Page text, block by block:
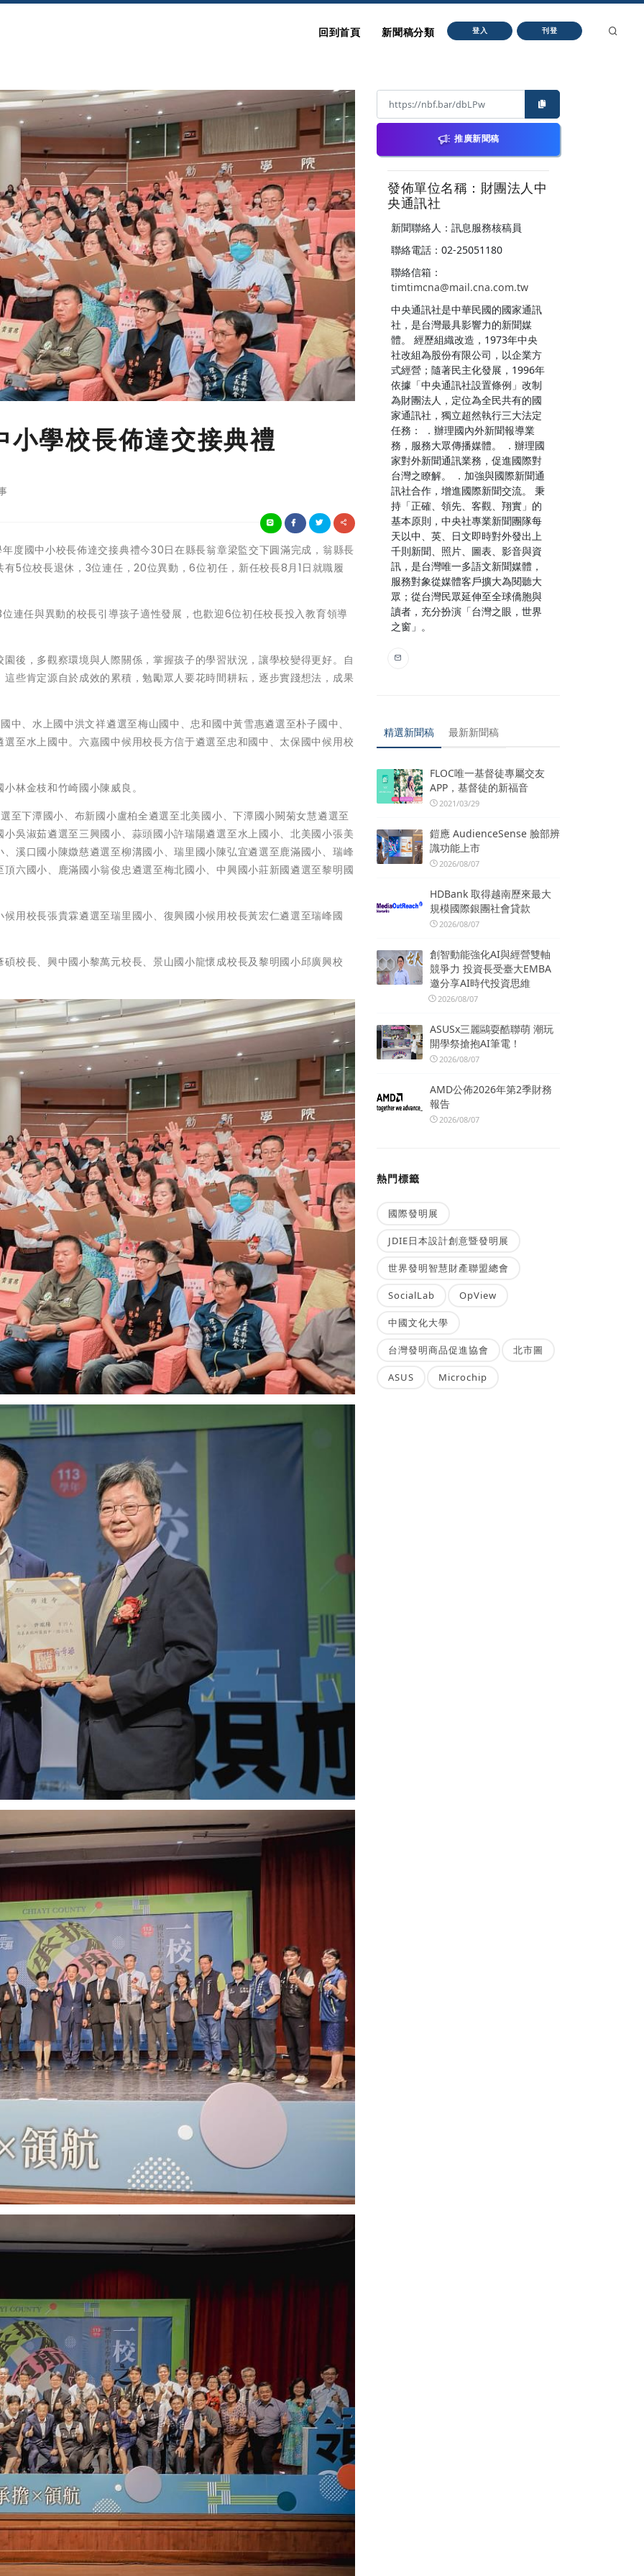
回到首頁 新聞稿分類 登入 刊登
小學校長佈達交接典禮
度國中小校長佈達交接典禮今30日在縣長翁章梁監交下圓滿完成，翁縣長
5位校長退休，3位連任，20位異動，6位初任，新任校長8月1日就職履
連任與異動的校長引導孩子適性發展，也歡迎6位初任校長投入教育領導
後，多觀察環境與人際關係，掌握孩子的學習狀況，讓學校變得更好。自
些肯定源自於成效的累積，勉勵眾人要花時間耕耘，逐步實踐想法，成果
、水上國中洪文祥遴選至梅山國中、忠和國中黃雪惠遴選至朴子國中、
至水上國中。六嘉國中候用校長方信于遴選至忠和國中、太保國中候用校
林金枝和竹崎國小陳威良。
至下潭國小、布新國小盧柏全遴選至北美國小、下潭國小闕菊女慧遴選至
吳淑茹遴選至三興國小、蒜頭國小許瑞陽遴選至水上國小、北美國小張美
溪口國小陳媺慈遴選至柳溝國小、瑞里國小陳弘宜遴選至鹿滿國小、瑞峰
六國小、鹿滿國小翁俊忠遴選至梅北國小、中興國小莊新國遴選至黎明國
用校長張貴霖遴選至瑞里國小、復興國小候用校長黃宏仁遴選至瑞峰國
校長、興中國小黎萬元校長、景山國小龍懷成校長及黎明國小邱廣興校
推廣新聞稿
發佈單位名稱：財團法人中
央通訊社
新聞聯絡人：訊息服務核稿員
聯絡電話：02-25051180
聯絡信箱：
timtimcna@mail.cna.com.tw
中央通訊社是中華民國的國家通訊
社，是台灣最具影響力的新聞媒
體。 經歷組織改造，1973年中央
社改組為股份有限公司，以企業方
式經營；隨著民主化發展，1996年
依據「中央通訊社設置條例」改制
為財團法人，定位為全民共有的國
家通訊社，獨立超然執行三大法定
任務： ．辦理國內外新聞報導業
務，服務大眾傳播媒體。 ．辦理國
家對外新聞通訊業務，促進國際對
台灣之瞭解。 ．加強與國際新聞通
訊社合作，增進國際新聞交流。 秉
持「正確、領先、客觀、翔實」的
基本原則，中央社專業新聞團隊每
天以中、英、日文即時對外發出上
千則新聞、照片、圖表、影音與資
訊，是台灣唯一多語文新聞媒體，
服務對象從媒體客戶擴大為閱聽大
眾；從台灣民眾延伸至全球僑胞與
讀者，充分扮演「台灣之眼，世界
之窗」。
精選新聞稿 最新新聞稿
FLOC唯一基督徒專屬交友
APP，基督徒的新福音
2021/03/29
鎧應 AudienceSense 臉部辨
識功能上市
2026/08/07
HDBank 取得越南歷來最大
規模國際銀團社會貸款
2026/08/07
創智動能強化AI與經營雙軸
競爭力 投資長受臺大EMBA
邀分享AI時代投資思維
2026/08/07
ASUSx三麗鷗耍酷聯萌 潮玩
開學祭搶抱AI筆電！
2026/08/07
AMD公佈2026年第2季財務
報告
2026/08/07
熱門標籤
國際發明展
JDIE日本設計創意暨發明展
世界發明智慧財產聯盟總會
SocialLab OpView
中國文化大學
台灣發明商品促進協會 北市圖
ASUS Microchip